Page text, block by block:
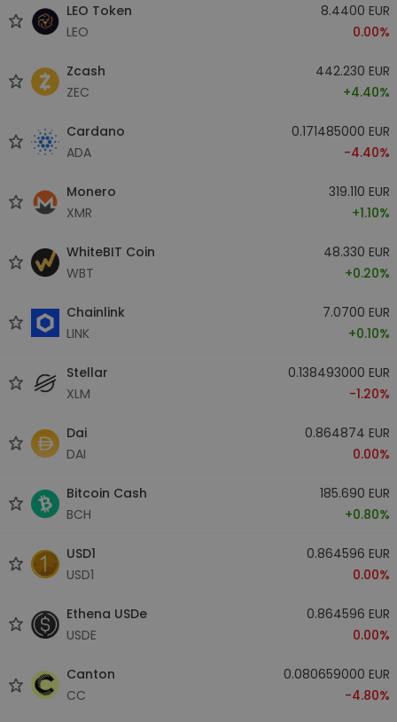
LEO Token
LEO
8.4400 EUR
0.00%
Zcash
ZEC
442.230 EUR
+4.40%
Cardano
ADA
0.171485000 EUR
-4.40%
Monero
XMR
319.110 EUR
+1.10%
WhiteBIT Coin
WBT
48.330 EUR
+0.20%
Chainlink
LINK
7.0700 EUR
+0.10%
Stellar
XLM
0.138493000 EUR
-1.20%
Dai
DAI
0.864874 EUR
0.00%
Bitcoin Cash
BCH
185.690 EUR
+0.80%
USD1
USD1
0.864596 EUR
0.00%
Ethena USDe
USDE
0.864596 EUR
0.00%
Canton
CC
0.080659000 EUR
-4.80%